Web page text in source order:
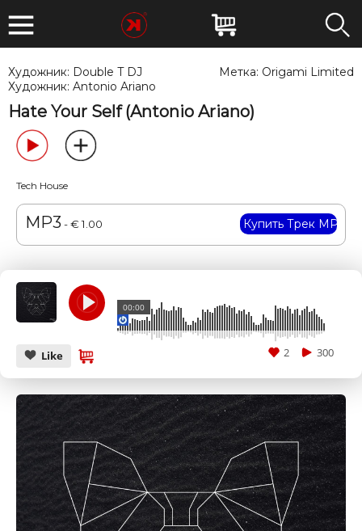
Художник: Double T DJ
Художник: Antonio Ariano
Метка: Origami Limited
Hate Your Self (Antonio Ariano)
Tech House
MP3 - € 1.00
00:00
SUBMIT
CANCEL
Like 300
2